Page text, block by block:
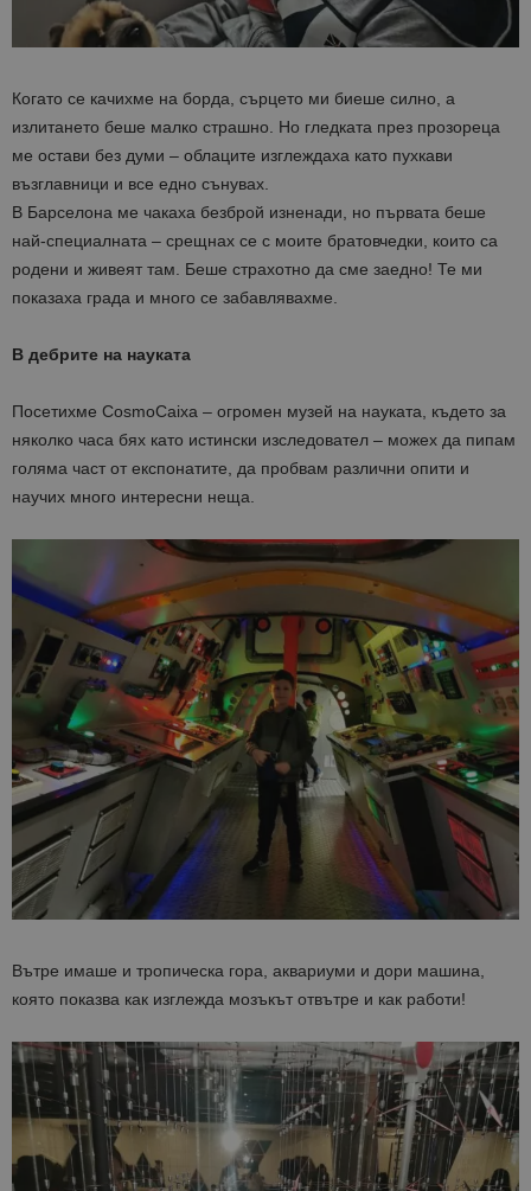
Когато се качихме на борда, сърцето ми биеше силно, а
излитането беше малко страшно. Но гледката през прозореца
ме остави без думи – облаците изглеждаха като пухкави
възглавници и все едно сънувах.
В Барселона ме чакаха безброй изненади, но първата беше
най-специалната – срещнах се с моите братовчедки, които са
родени и живеят там. Беше страхотно да сме заедно! Те ми
показаха града и много се забавлявахме.
В дебрите на науката
Посетихме CosmoCaixa – огромен музей на науката, където за
няколко часа бях като истински изследовател – можех да пипам
голяма част от експонатите, да пробвам различни опити и
научих много интересни неща.
Вътре имаше и тропическа гора, аквариуми и дори машина,
която показва как изглежда мозъкът отвътре и как работи!